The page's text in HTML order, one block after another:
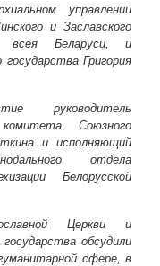
управлении
и Заславского
всея Беларуси, и
Григория
руководитель
Союзного
и исполняющий
отдела
Белорусской
Церкви и
обсудили
сфере, в